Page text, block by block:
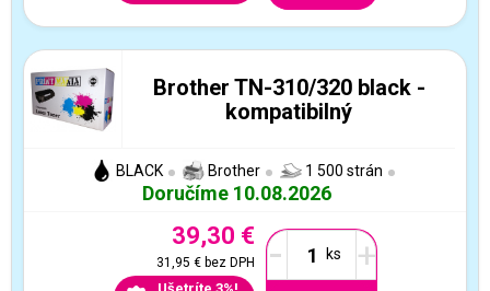
Brother TN-310/320 black -
kompatibilný
BLACK Brother 1 500 strán
Doručíme 10.08.2026
39,30 €
31,95 €bez DPH - +